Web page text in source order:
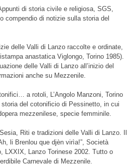
di storia civile e religiosa, SGS,
compendio di notizie sulla storia del
delle Valli di Lanzo raccolte e ordinate,
anastatica Viglongo, Torino 1985).
delle Valli di Lanzo all’inizio del
anche su Mezzenile.
a rotoli, L’Angolo Manzoni, Torino
del cotonificio di Pessinetto, in cui
mezzenilese, specie femminile.
Riti e tradizioni delle Valli di Lanzo. Il
li Brenlou que djèn virìa!”, Società
LXXIX, Lanzo Torinese 2002. Tutto o
Carnevale di Mezzenile.